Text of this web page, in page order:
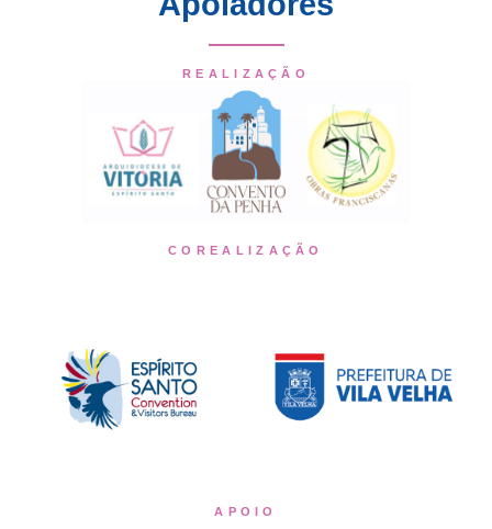
REALIZAÇÃO
COREALIZAÇÃO
APOIO